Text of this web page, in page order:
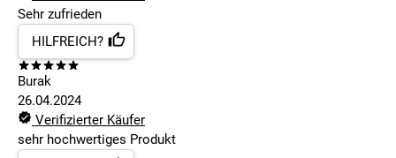
Sehr zufrieden
HILFREICH?
Burak
26.04.2024
Verifizierter Käufer
sehr hochwertiges Produkt